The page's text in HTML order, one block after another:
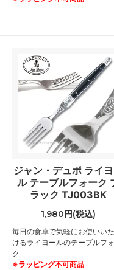
ジャン・デュボ ライ
ル テーブルフォーク
ラック TJ003BK
1,980円(税込)
毎日の食卓で気軽にお使いい
けるライヨールのテーブルフ
ク
※ラッピング不可商品